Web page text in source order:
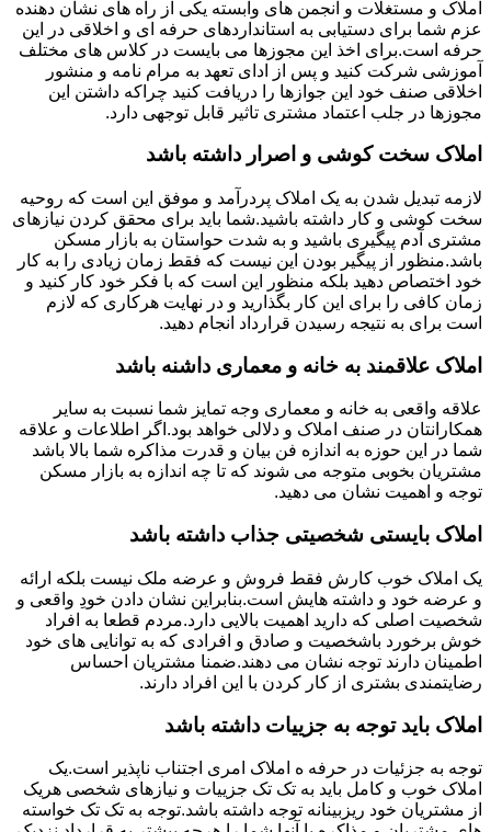
املاک و مستغلات و انجمن های وابسته یکی از راه های نشان دهنده
عزم شما برای دستیابی به استانداردهای حرفه ای و اخلاقی در این
حرفه است.برای اخذ این مجوزها می بایست در کلاس های مختلف
آموزشی شرکت کنید و پس از ادای تعهد به مرام نامه و منشور
اخلاقی صنف خود این جوازها را دریافت کنید چراکه داشتن این
مجوزها در جلب اعتماد مشتری تاثیر قابل توجهی دارد.
املاک سخت کوشی و اصرار داشته باشد
لازمه تبدیل شدن به یک املاک پردرآمد و موفق این است که روحیه
سخت کوشی و کار داشته باشید.شما باید برای محقق کردن نیازهای
مشتری آدم پیگیری باشید و به شدت حواستان به بازار مسکن
باشد.منظور از پیگیر بودن این نیست که فقط زمان زیادی را به کار
خود اختصاص دهید بلکه منظور این است که با فکر خود کار کنید و
زمان کافی را برای این کار بگذارید و در نهایت هرکاری که لازم
است برای به نتیجه رسیدن قرارداد انجام دهید.
املاک علاقمند به خانه و معماری داشنه باشد
علاقه واقعی به خانه و معماری وجه تمایز شما نسبت به سایر
همکارانتان در صنف املاک و دلالی خواهد بود.اگر اطلاعات و علاقه
شما در این حوزه به اندازه فن بیان و قدرت مذاکره شما بالا باشد
مشتریان بخوبی متوجه می شوند که تا چه اندازه به بازار مسکن
توجه و اهمیت نشان می دهید.
املاک بایستی شخصیتی جذاب داشته باشد
یک املاک خوب کارش فقط فروش و عرضه ملک نیست بلکه ارائه
و عرضه خود و داشته هایش است.بنابراین نشان دادن خودِ واقعی و
شخصیت اصلی که دارید اهمیت بالایی دارد.مردم قطعا به افراد
خوش برخورد باشخصیت و صادق و افرادی که به توانایی های خود
اطمینان دارند توجه نشان می دهند.ضمنا مشتریان احساس
رضایتمندی بشتری از کار کردن با این افراد دارند.
املاک باید توجه به جزییات داشته باشد
توجه به جزئیات در حرفه ه املاک امری اجتناب ناپذیر است.یک
املاک خوب و کامل باید به تک تک جزییات و نیازهای شخصی هریک
از مشتریان خود ریزبینانه توجه داشته باشد.توجه به تک تک خواسته